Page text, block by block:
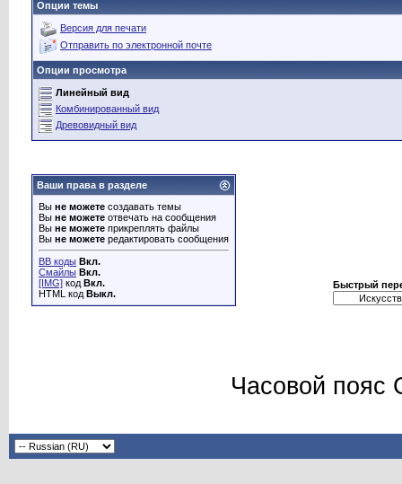
Опции темы
Версия для печати
Отправить по электронной почте
Опции просмотра
Линейный вид
Комбинированный вид
Древовидный вид
Ваши права в разделе
Вы не можете создавать темы
Вы не можете отвечать на сообщения
Вы не можете прикреплять файлы
Вы не можете редактировать сообщения
BB коды Вкл.
Смайлы Вкл.
[IMG] код Вкл.
HTML код Выкл.
Быстрый
Часовой пояс